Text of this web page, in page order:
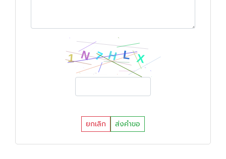
ยกเลิก ส่งคำขอ